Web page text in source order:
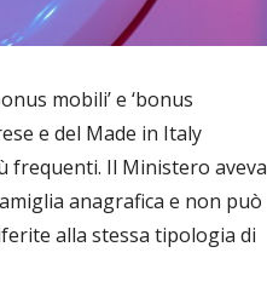
mobili’ e ‘bonus
e del Made in Italy
frequenti. Il Ministero aveva
anagrafica e non può
alla stessa tipologia di